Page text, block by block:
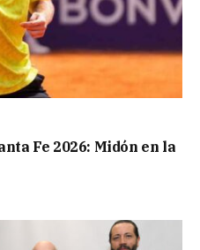
Fe 2026: Midón en la